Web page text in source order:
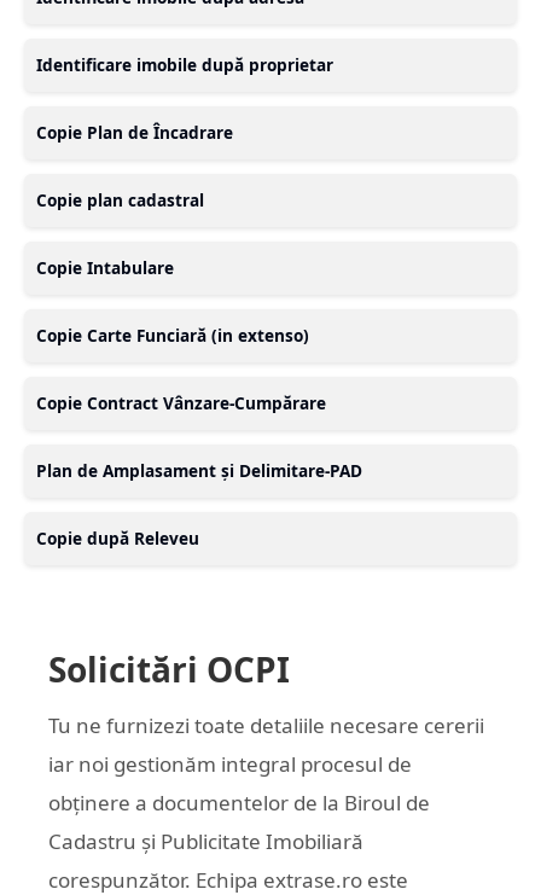
Identificare imobile după proprietar
Copie Plan de Încadrare
Copie plan cadastral
Copie Intabulare
Copie Carte Funciară (in extenso)
Copie Contract Vânzare-Cumpărare
Plan de Amplasament și Delimitare-PAD
Copie după Releveu
Solicitări OCPI
Tu ne furnizezi toate detaliile necesare cererii
iar noi gestionăm integral procesul de
obținere a documentelor de la Biroul de
Cadastru și Publicitate Imobiliară
corespunzător. Echipa extrase.ro este